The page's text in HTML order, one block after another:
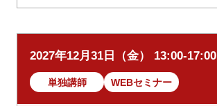
2027年12月31日（金） 13:00-17:00
単独講師 WEBセミナー